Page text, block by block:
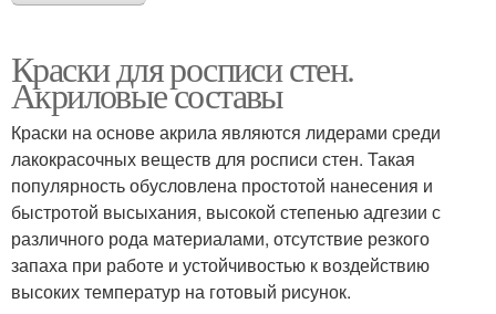
Краски для росписи стен.
Акриловые составы
Краски на основе акрила являются лидерами среди
лакокрасочных веществ для росписи стен. Такая
популярность обусловлена простотой нанесения и
быстротой высыхания, высокой степенью адгезии с
различного рода материалами, отсутствие резкого
запаха при работе и устойчивостью к воздействию
высоких температур на готовый рисунок.